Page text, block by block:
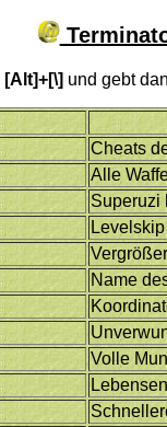
[Alt]+[\] und gebt
Cheats
Alle
Superuzi
Levelskip
Name
Volle